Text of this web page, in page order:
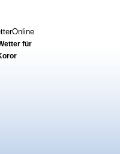
für